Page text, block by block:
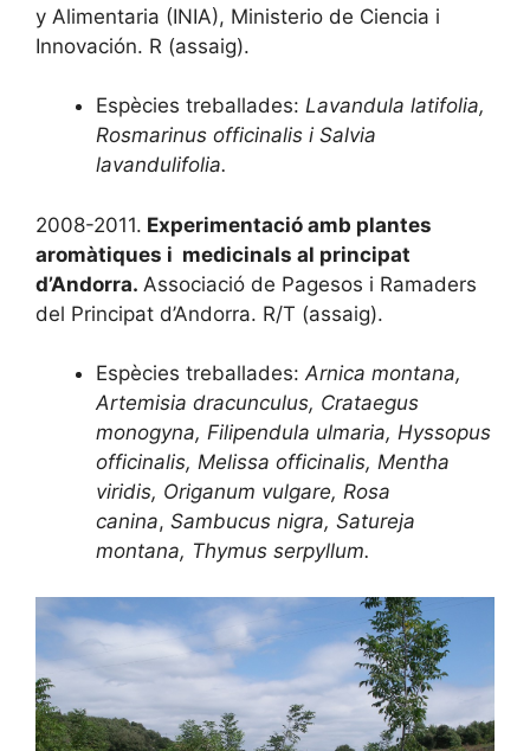
y Alimentaria (INIA), Ministerio de Ciencia i
Innovación. R (assaig).
Espècies treballades: Lavandula latifolia,
Rosmarinus officinalis i Salvia
lavandulifolia.
2008-2011. Experimentació amb plantes
aromàtiques i medicinals al principat
d’Andorra. Associació de Pagesos i Ramaders
del Principat d’Andorra. R/T (assaig).
Espècies treballades:Arnica montana,
Artemisia dracunculus, Crataegus
monogyna, Filipendula ulmaria, Hyssopus
officinalis, Melissa officinalis, Mentha
viridis, Origanum vulgare, Rosa
canina, Sambucus nigra, Satureja
montana, Thymus serpyllum.